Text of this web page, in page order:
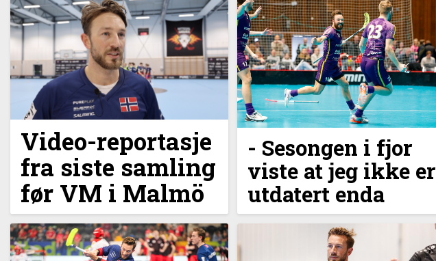
Video-reportasje
fra siste samling
før VM i Malmö
- Sesongen i fjor
viste at jeg ikke er
utdatert enda